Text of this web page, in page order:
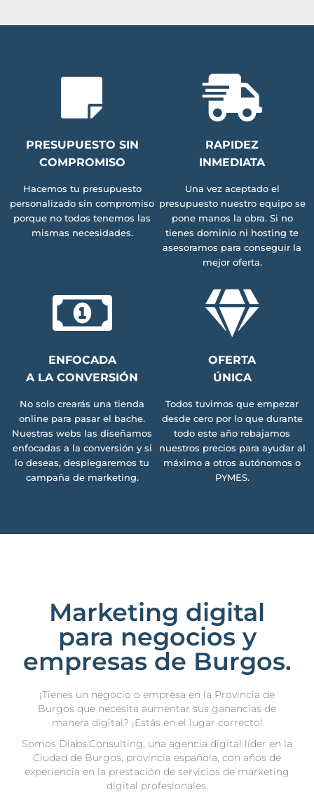
PRESUPUESTO SIN
COMPROMISO
Hacemos tu presupuesto
personalizado sin compromiso
porque no todos tenemos las
mismas necesidades.
RAPIDEZ
INMEDIATA
Una vez aceptado el
presupuesto nuestro equipo se
pone manos la obra. Si no
tienes dominio ni hosting te
asesoramos para conseguir la
mejor oferta.
ENFOCADA
A LA CONVERSIÓN
No solo crearás una tienda
online para pasar el bache.
Nuestras webs las diseñamos
enfocadas a la conversión y si
lo deseas, desplegaremos tu
campaña de marketing.
OFERTA
ÚNICA
Todos tuvimos que empezar
desde cero por lo que durante
todo este año rebajamos
nuestros precios para ayudar al
máximo a otros autónomos o
PYMES.
Marketing digital
para negocios y
empresas de Burgos.
¡Tienes un negocio o empresa en la Provincia de
Burgos que necesita aumentar sus ganancias de
manera digital? ¡Estás en el lugar correcto!
Somos Dlabs.Consulting, una agencia digital líder en la
Ciudad de Burgos, provincia española, con años de
experiencia en la prestación de servicios de marketing
digital profesionales.